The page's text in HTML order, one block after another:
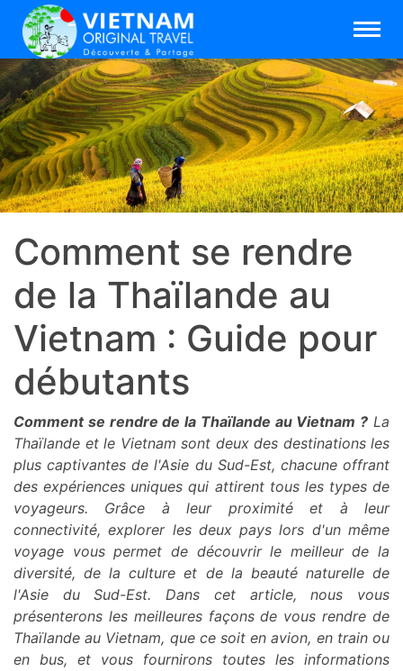
Comment se rendre
de la Thaïlande au
Vietnam : Guide pour
débutants
Comment se rendre de la Thaïlande au Vietnam ? La
Thaïlande et le Vietnam sont deux des destinations les
plus captivantes de l'Asie du Sud-Est, chacune offrant
des expériences uniques qui attirent tous les types de
voyageurs. Grâce à leur proximité et à leur
connectivité, explorer les deux pays lors d'un même
voyage vous permet de découvrir le meilleur de la
diversité, de la culture et de la beauté naturelle de
l'Asie du Sud-Est. Dans cet article, nous vous
présenterons les meilleures façons de vous rendre de
Thaïlande au Vietnam, que ce soit en avion, en train ou
en bus, et vous fournirons toutes les informations